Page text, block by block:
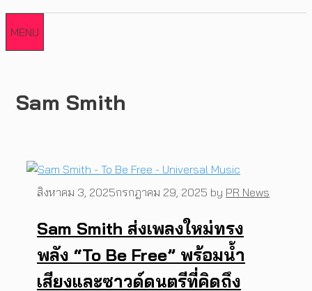
MENU
Sam Smith
Sam Smith ส่งเพลงใหม่ทรง
พลัง “To Be Free” พร้อมน้ำ
เสียงและซาวด์ดนตรีที่คิดถึง
สิงหาคม 3, 2025กรกฎาคม 29, 2025 by PR News